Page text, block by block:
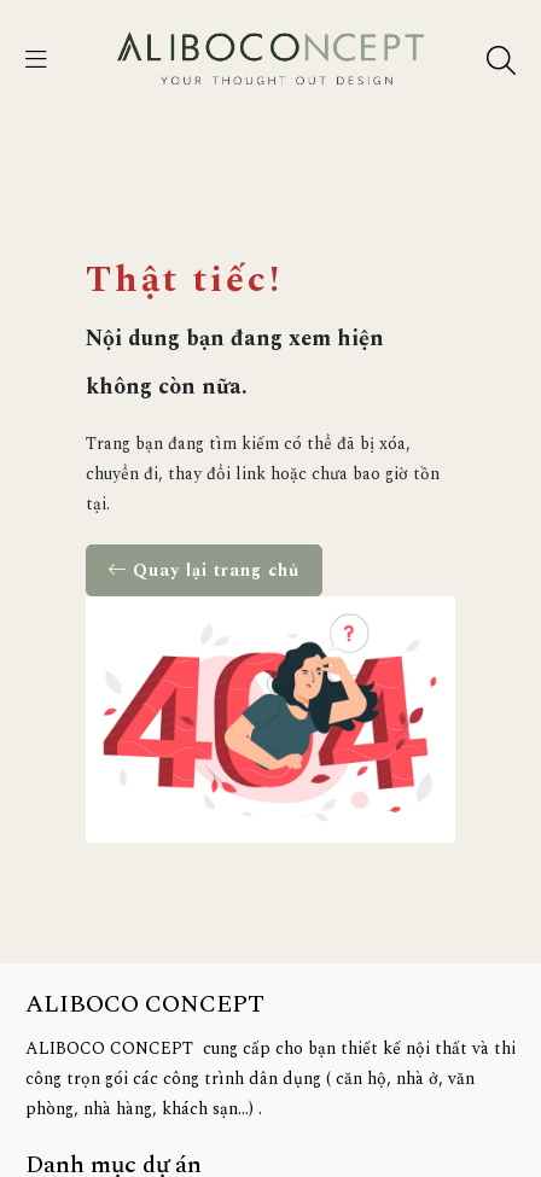
Thật tiếc!
Nội dung bạn đang xem hiện
không còn nữa.
Trang bạn đang tìm kiếm có thể đã bị xóa,
chuyển đi, thay đổi link hoặc chưa bao giờ tồn
tại.
Quay lại trang chủ
ALIBOCO CONCEPT
ALIBOCO CONCEPT cung cấp cho bạn thiết kế nội thất và thi
công trọn gói các công trình dân dụng ( căn hộ, nhà ở, văn
phòng, nhà hàng, khách sạn...) .
Danh mục dự án